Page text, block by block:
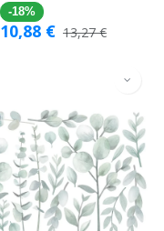
-18%
10,88 € 13,27€